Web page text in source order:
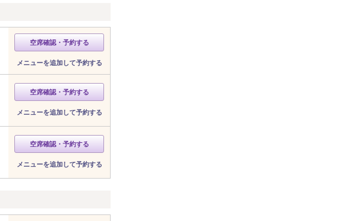
空席確認・予約する
メニューを追加して予約する
空席確認・予約する
メニューを追加して予約する
空席確認・予約する
メニューを追加して予約する